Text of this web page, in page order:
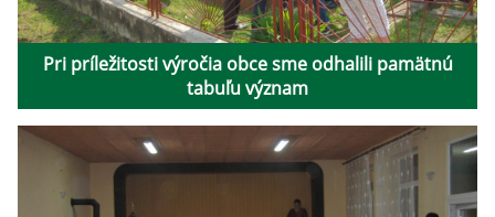
Pri príležitosti výročia obce sme odhalili pamätnú
tabuľu význam